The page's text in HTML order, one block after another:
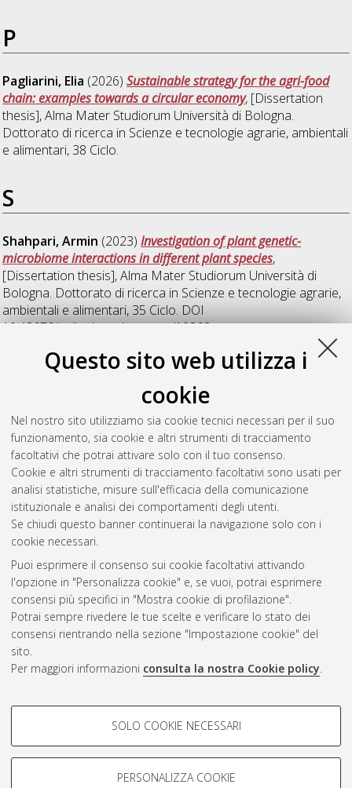
Questo sito web utilizza i
cookie
Nel nostro sito utilizziamo sia cookie tecnici necessari per il suo
funzionamento, sia cookie e altri strumenti di tracciamento
facoltativi che potrai attivare solo con il tuo consenso.
Cookie e altri strumenti di tracciamento facoltativi sono usati per
analisi statistiche, misure sull'efficacia della comunicazione
istituzionale e analisi dei comportamenti degli utenti.
Se chiudi questo banner continuerai la navigazione solo con i
cookie necessari.
Puoi esprimere il consenso sui cookie facoltativi attivando
l'opzione in "Personalizza cookie" e, se vuoi, potrai esprimere
consensi più specifici in "Mostra cookie di profilazione".
Potrai sempre rivedere le tue scelte e verificare lo stato dei
consensi rientrando nella sezione "Impostazione cookie" del
sito.
Per maggiori informazioni consulta la nostra Cookie policy.
COOKIE DI PROFILAZIONE -
Si tratta di cookie utilizzati per analizzare le caratteristiche della
navigazione degli utenti, creare profili in base al loro comportamento
SOLO COOKIE NECESSARI
PERSONALIZZA COOKIE
P
Pagliarini, Elia (2026)Sustainable strategy for the agri-food
chain: examples towards a circular economy, [Dissertation
thesis], Alma Mater Studiorum Università di Bologna.
Dottorato di ricerca in Scienze e tecnologie agrarie, ambientali
e alimentari, 38 Ciclo.
S
Shahpari, Armin (2023)Investigation of plant genetic-
microbiome interactions in different plant species,
[Dissertation thesis], Alma Mater Studiorum Università di
Bologna. Dottorato di ricerca in Scienze e tecnologie agrarie,
ambientali e alimentari, 35 Ciclo. DOI
10.48676/unibo/amsdottorato/10862.
Stenico, Verena(2014)Genus Bifidobacterium: taxonomy
studies and gene expression analysis on folate pathway,
[Dissertation thesis], Alma Mater Studiorum Università di
Bologna. Dottorato di ricerca inScienze e tecnologie agrarie,
ambientali e alimentari, 26 Ciclo. DOI
10.6092/unibo/amsdottorato/6604.
Questa lista e' stata generata il Wed Aug 5 20:47:06 2026
Atom
Rss 1.0
Rss 2.0
ISSN: 2038-7946
Impostazioni Cookie
Informativa sulla privacy
Condizioni d’uso del sito